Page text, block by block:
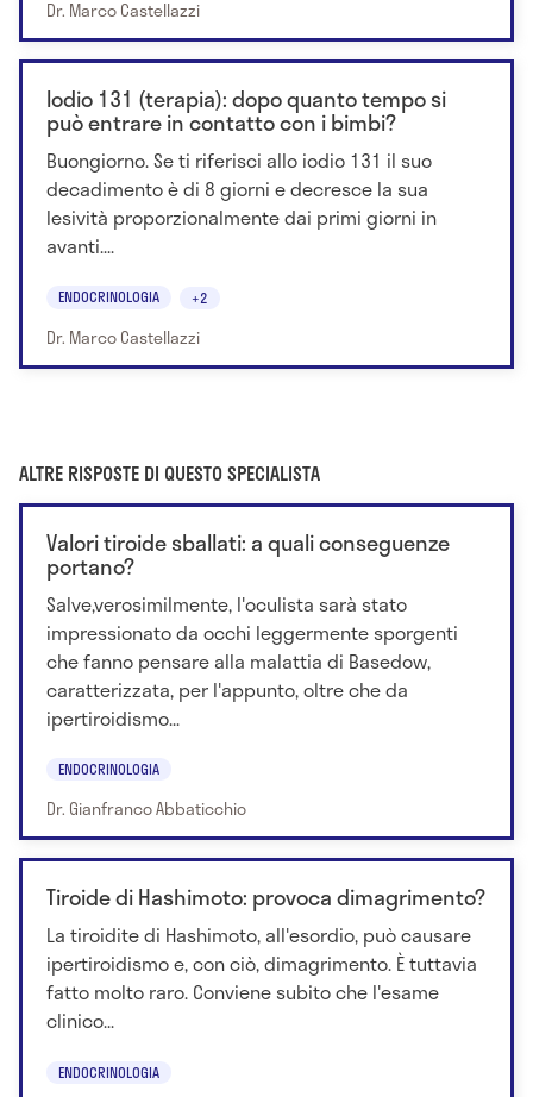
Dr. Marco Castellazzi
Iodio 131 (terapia): dopo quanto tempo si
può entrare in contatto con i bimbi?
Buongiorno. Se ti riferisci allo iodio 131 il suo
decadimento è di 8 giorni e decresce la sua
lesività proporzionalmente dai primi giorni in
avanti....
ENDOCRINOLOGIA +2
Dr. Marco Castellazzi
ALTRE RISPOSTE DI QUESTO SPECIALISTA
Valori tiroide sballati: a quali conseguenze
portano?
Salve,verosimilmente, l'oculista sarà stato
impressionato da occhi leggermente sporgenti
che fanno pensare alla malattia di Basedow,
caratterizzata, per l'appunto, oltre che da
ipertiroidismo...
ENDOCRINOLOGIA
Dr. Gianfranco Abbaticchio
Tiroide di Hashimoto: provoca dimagrimento?
La tiroidite di Hashimoto, all'esordio, può causare
ipertiroidismo e, con ciò, dimagrimento. È tuttavia
fatto molto raro. Conviene subito che l'esame
clinico...
ENDOCRINOLOGIA